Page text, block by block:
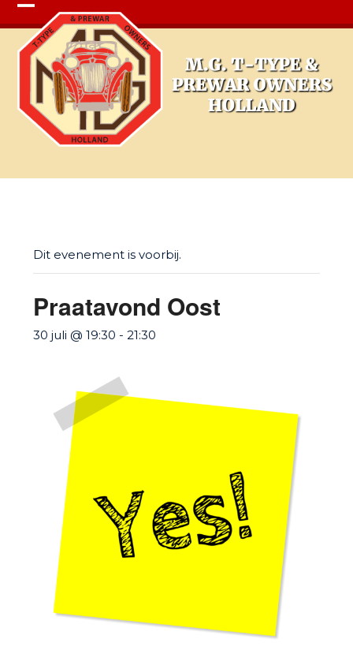
Open
mobile
menu
Close
mobile
menu
Dit evenement is voorbij.
Praatavond Oost
30 juli @ 19:30 -21:30